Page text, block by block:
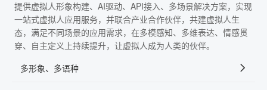
提供虚拟人形象构建、AI驱动、API接入、多场景解决方案，实现
一站式虚拟人应用服务，并联合产业合作伙伴，共建虚拟人生
态，满足不同场景的应用需求，在多模感知、多维表达、情感贯
穿、自主定义上持续提升，让虚拟人成为人类的伙伴。
多形象、多语种